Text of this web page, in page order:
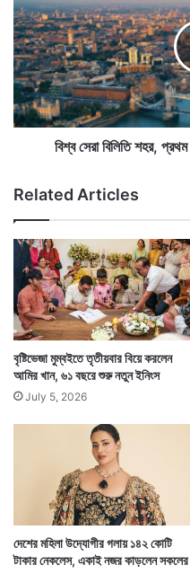
তিনি তাঁর ভালোলাগা
পর গান থামিয়ে দেন।
যেন এভাবে ডলার না ওড়ান।
তিনি বরং ওই টাকা কোনও
দানের অর্থে মানুষের
করে তিনি যেন এভাবে ডলার
ন
এ
ক
ব্য
ক্তি
,
কি
তাঁ
র
,
স্তা
য়
ভি
ড়ে
ভি
ড়
সে
রা
বি
লি
তি
শ
হ
থ
ম
১
সে
রা
শ
হ
রে
ভা
তে
র
বিশ্ব সেরা বিলিতি শহর,
Related Articles
বৃষ্টিভেজা মুম্বইতে তৃতীয়বার বিয়ে করলেন
আমির খান, ৬১ বছরে শুরু নতুন ইনিংস
July 5, 2026
দেশের মহিলা উদ্যোগীর গলায় ১৪২ কোটি
টাকার নেকলেস, একাই নজর কাড়লেন সকলের